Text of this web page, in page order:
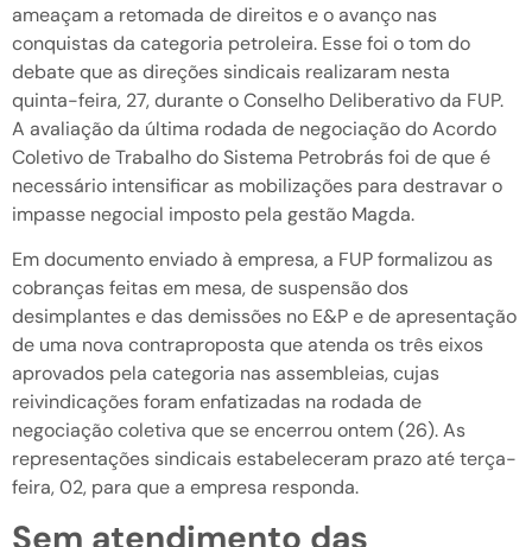
ameaçam a retomada de direitos e o avanço nas
conquistas da categoria petroleira. Esse foi o tom do
debate que as direções sindicais realizaram nesta
quinta-feira, 27, durante o Conselho Deliberativo da FUP.
A avaliação da última rodada de negociação do Acordo
Coletivo de Trabalho do Sistema Petrobrás foi de que é
necessário intensificar as mobilizações para destravar o
impasse negocial imposto pela gestão Magda.
Em documento enviado à empresa, a FUP formalizou as
cobranças feitas em mesa, de suspensão dos
desimplantes e das demissões no E&P e de apresentação
de uma nova contraproposta que atenda os três eixos
aprovados pela categoria nas assembleias, cujas
reivindicações foram enfatizadas na rodada de
negociação coletiva que se encerrou ontem (26). As
representações sindicais estabeleceram prazo até terça-
feira, 02, para que a empresa responda.